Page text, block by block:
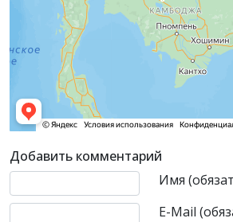
Добавить комментарий
Имя
E-Mail
Текст комментария